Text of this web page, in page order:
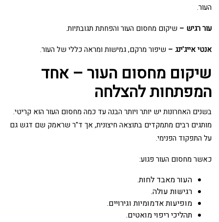
העור.
עור רגיש – שיקום מחסום העור והפחתת תגובתיות.
אנטי אייג'ינג – שיפור מרקם, גמישות ומראה כללי של העור.
שיקום מחסום העור – אחד
המפתחות להצלחה
בשנים האחרונות יש יותר ויותר הבנה עד כמה מחסום העור הוא קריטי.
מותגים רבים מתמקדים בתוצאה חיצונית, אך ד"ר שראמק שם דגש גם
על התפקוד הפנימי.
כאשר מחסום העור פגוע:
העור מאבד לחות.
רגישות עולה.
מופיעות אדמומיות וגירויים.
תהליכי ריפוי מואטים.